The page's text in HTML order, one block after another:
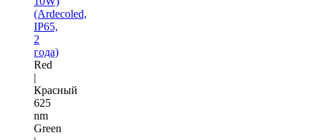
(Ardecoled,
IP65,
2
года)
Red
|
Красный
625
nm
Green